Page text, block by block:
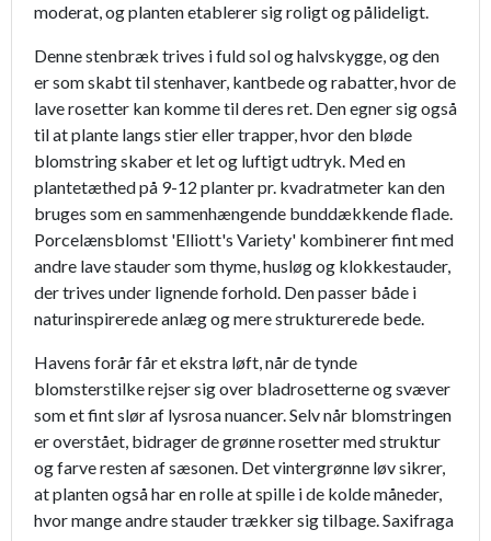
moderat, og planten etablerer sig roligt og pålideligt.
Denne stenbræk trives i fuld sol og halvskygge, og den
er som skabt til stenhaver, kantbede og rabatter, hvor de
lave rosetter kan komme til deres ret. Den egner sig også
til at plante langs stier eller trapper, hvor den bløde
blomstring skaber et let og luftigt udtryk. Med en
plantetæthed på 9-12 planter pr. kvadratmeter kan den
bruges som en sammenhængende bunddækkende flade.
Porcelænsblomst 'Elliott's Variety' kombinerer fint med
andre lave stauder som thyme, husløg og klokkestauder,
der trives under lignende forhold. Den passer både i
naturinspirerede anlæg og mere strukturerede bede.
Havens forår får et ekstra løft, når de tynde
blomsterstilke rejser sig over bladrosetterne og svæver
som et fint slør af lysrosa nuancer. Selv når blomstringen
er overstået, bidrager de grønne rosetter med struktur
og farve resten af sæsonen. Det vintergrønne løv sikrer,
at planten også har en rolle at spille i de kolde måneder,
hvor mange andre stauder trækker sig tilbage. Saxifraga